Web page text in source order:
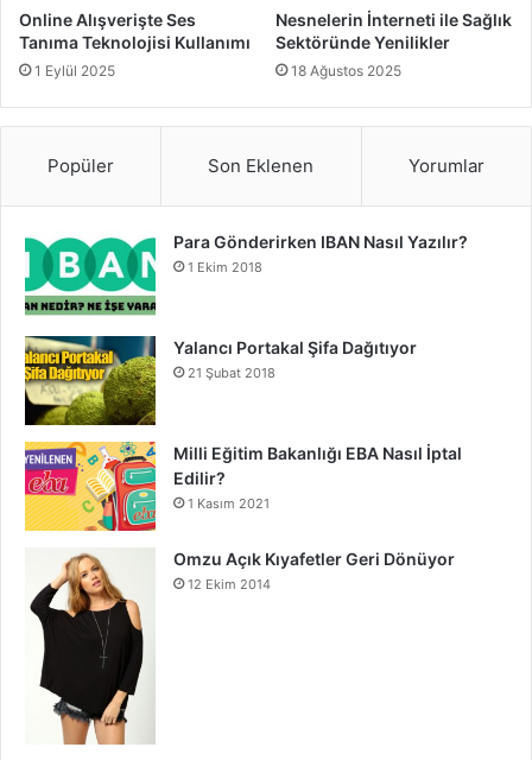
Otonom Sistemler: Kendi kendine araç kullanan
otomobiller ve drone’lar, dijital ikizler sayesinde daha
Sonuç olarak, Dijital İkiz Teknolojisi
giderek daha fazla
sunduğu imkanlardan yararlanarak rekabet avantajı elde
edebilir.
Dijital dönüşümün hızlandığı bu çağda, dijital ikizlerin
önemi her geçen gün artacak ve hayatımızın vazgeçilmez
bir parçası haline gelecek.
Dijital İkizler Teknolojisi
Dijital İkizler Teknolojisinin Geleceği
Dijital İkizler Teknolojisinin Önemi
Online Alışverişte Ses
Tanıma Teknolojisi Kullanımı
1 Eylül 2025
Nesnelerin İnterneti ile Sağlık
Sektöründe Yenilikler
18 Ağustos 2025
Popüler Son Eklenen Yorumlar
Para Gönderirken IBAN Nasıl Yazılır?
1 Ekim 2018
Yalancı Portakal Şifa Dağıtıyor
21 Şubat 2018
Milli Eğitim Bakanlığı EBA Nasıl İptal
Edilir?
1 Kasım 2021
Omzu Açık Kıyafetler Geri Dönüyor
12 Ekim 2014